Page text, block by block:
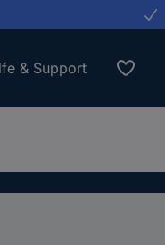
& Support